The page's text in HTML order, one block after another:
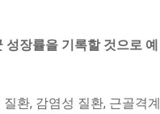
장률을 기록할 것으로 예
환, 감염성 질환, 근골격계